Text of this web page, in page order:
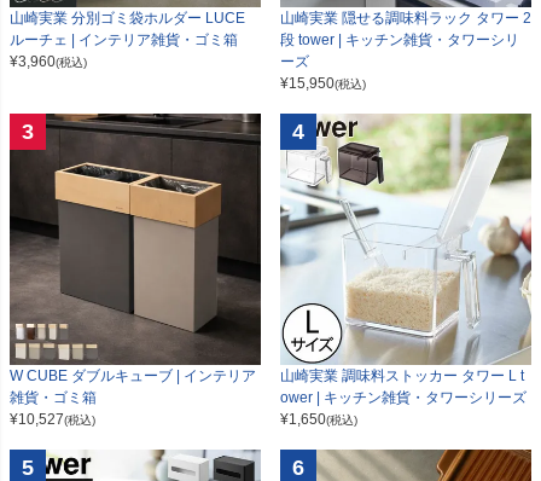
山崎実業 分別ゴミ袋ホルダー LUCE
ルーチェ | インテリア雑貨・ゴミ箱
¥3,960(税込)
山崎実業 隠せる調味料ラック タワー 2
段 tower | キッチン雑貨・タワーシリ
ーズ
¥15,950(税込)
3
W CUBE ダブルキューブ | インテリア
雑貨・ゴミ箱
¥10,527(税込)
4
山崎実業 調味料ストッカー タワー L t
ower | キッチン雑貨・タワーシリーズ
¥1,650(税込)
5 6